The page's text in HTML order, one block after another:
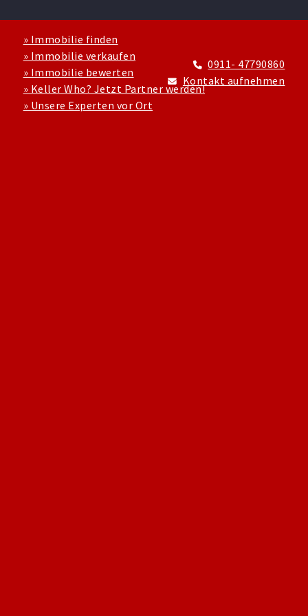
» Immobilie finden
» Immobilie verkaufen
» Immobilie bewerten
» Keller Who? Jetzt Partner werden!
» Unsere Experten vor Ort
0911- 47790860
Kontakt aufnehmen